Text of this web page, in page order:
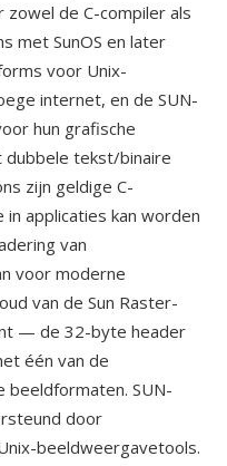
de C-compiler als
met SunOS en later
voor Unix-
internet, en de SUN-
hun grafische
dubbele tekst/binaire
zijn geldige C-
applicaties kan worden
van
voor moderne
van de Sun Raster-
— de 32-byte header
één van de
beeldformaten. SUN-
door
beeldweergavetools.